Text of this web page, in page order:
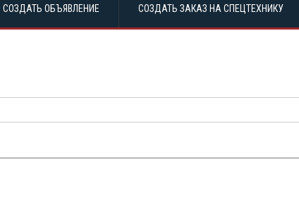
СОЗДАТЬ ОБЪЯВЛЕНИЕ СОЗДАТЬ ЗАКАЗ НА СПЕЦТЕХНИКУ